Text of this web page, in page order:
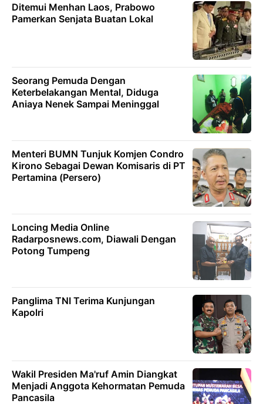
Ditemui Menhan Laos, Prabowo
Pamerkan Senjata Buatan Lokal
Seorang Pemuda Dengan
Keterbelakangan Mental, Diduga
Aniaya Nenek Sampai Meninggal
Menteri BUMN Tunjuk Komjen Condro
Kirono Sebagai Dewan Komisaris di PT
Pertamina (Persero)
Loncing Media Online
Radarposnews.com, Diawali Dengan
Potong Tumpeng
Panglima TNI Terima Kunjungan
Kapolri
Wakil Presiden Ma'ruf Amin Diangkat
Menjadi Anggota Kehormatan Pemuda
Pancasila